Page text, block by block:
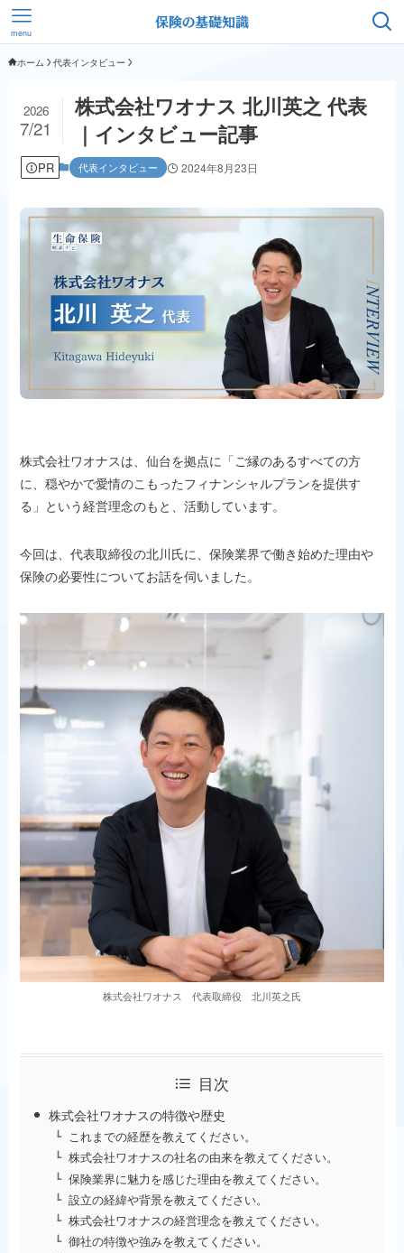
menu
ホーム 代表インタビュー
株式会社ワオナス 北川英之 代表
｜インタビュー記事
2026
7/21
PR 代表インタビュー 2024年8月23日
株式会社ワオナスは、仙台を拠点に「ご縁のあるすべての方
に、穏やかで愛情のこもったフィナンシャルプランを提供す
る」という経営理念のもと、活動しています。
今回は、代表取締役の北川氏に、保険業界で働き始めた理由や
保険の必要性についてお話を伺いました。
株式会社ワオナス 代表取締役 北川英之氏
目次
株式会社ワオナスの特徴や歴史
これまでの経歴を教えてください。
株式会社ワオナスの社名の由来を教えてください。
保険業界に魅力を感じた理由を教えてください。
設立の経緯や背景を教えてください。
株式会社ワオナスの経営理念を教えてください。
御社の特徴や強みを教えてください。